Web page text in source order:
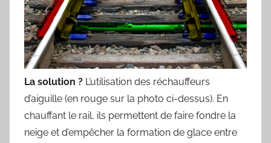
La solution ? L’utilisation des réchauffeurs
d’aiguille (en rouge sur la photo ci-dessus). En
chauffant le rail, ils permettent de faire fondre la
neige et d’empêcher la formation de glace entre